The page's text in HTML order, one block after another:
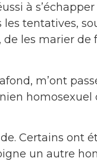
à
tentatives,
de les marier
m’ont
homosexuel
Certains ont
un autre